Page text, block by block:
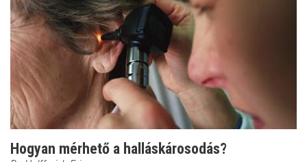
Hogyan mérhető a halláskárosodás?